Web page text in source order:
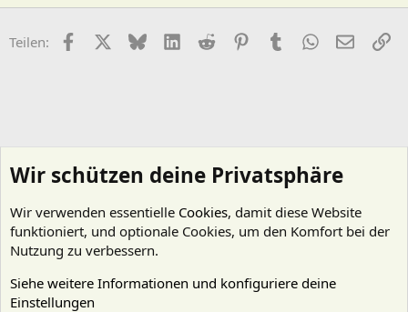
Teilen: FacebookX (Twitter)
BlueskyLinkedIn
Reddit PinterestTumblr WhatsApp
E-Mail
Wir schützen deine Privatsphäre
Wir verwenden essentielle Cookies, damit diese Website
funktioniert, und optionale Cookies, um den Komfort bei der
Nutzung zu verbessern.
Siehe weitere Informationen und konfiguriere deine
Einstellungen